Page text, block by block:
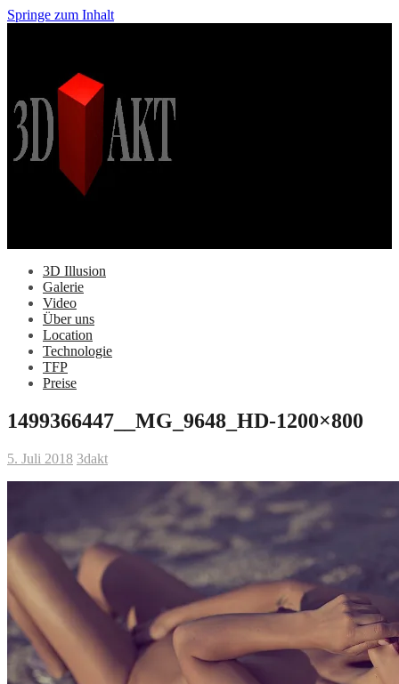
Springe zum Inhalt
3D Illusion
Galerie
Video
Über uns
Location
Technologie
TFP
Preise
1499366447__MG_9648_HD-1200×800
5. Juli 2018 3dakt